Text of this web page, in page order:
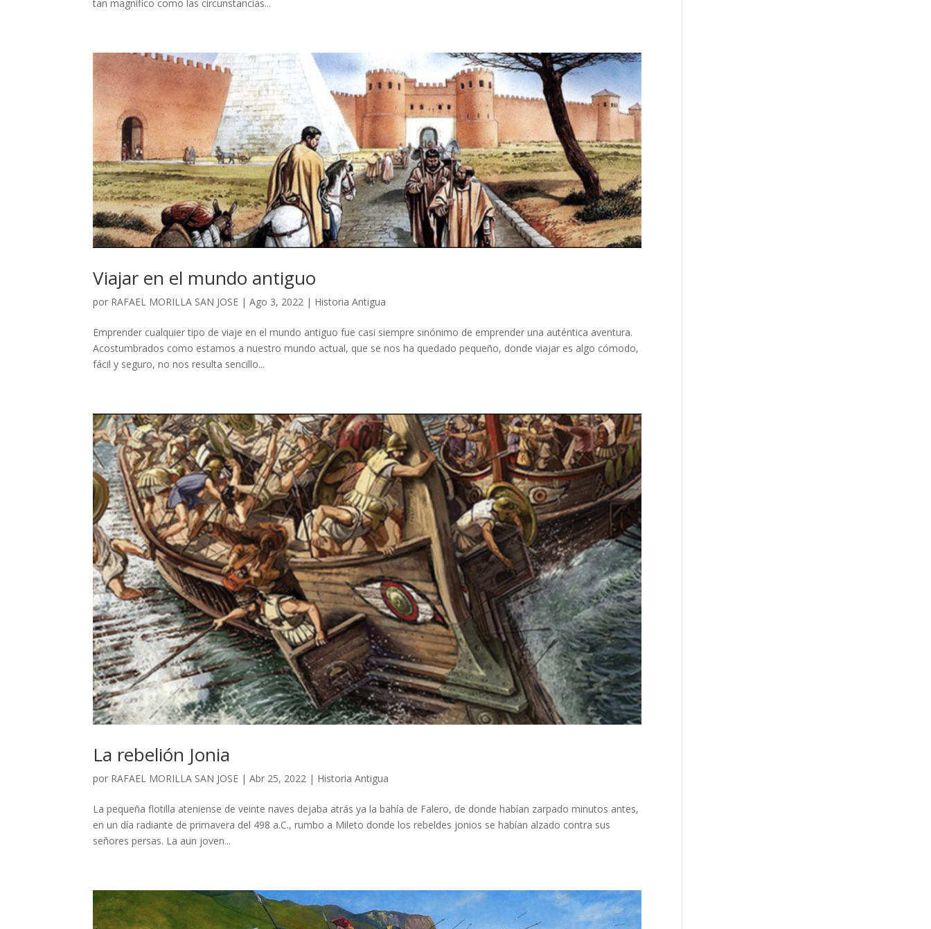
tan magnífico como las circunstancias...
Viajar en el mundo antiguo
por RAFAEL MORILLA SAN JOSE |Ago 3, 2022 | Historia Antigua
Emprender cualquier tipo de viaje en el mundo antiguo fue casi siempre sinónimo de emprender una auténtica aventura.
Acostumbrados como estamos a nuestro mundo actual, que se nos ha quedado pequeño, donde viajar es algo cómodo,
fácil y seguro, no nos resulta sencillo...
La rebelión Jonia
por RAFAEL MORILLA SAN JOSE |Abr 25, 2022 | Historia Antigua
La pequeña flotilla ateniense de veinte naves dejaba atrás ya la bahía de Falero, de donde habían zarpado minutos antes,
en un día radiante de primavera del 498 a.C., rumbo a Mileto donde los rebeldes jonios se habían alzado contra sus
señores persas. La aun joven...